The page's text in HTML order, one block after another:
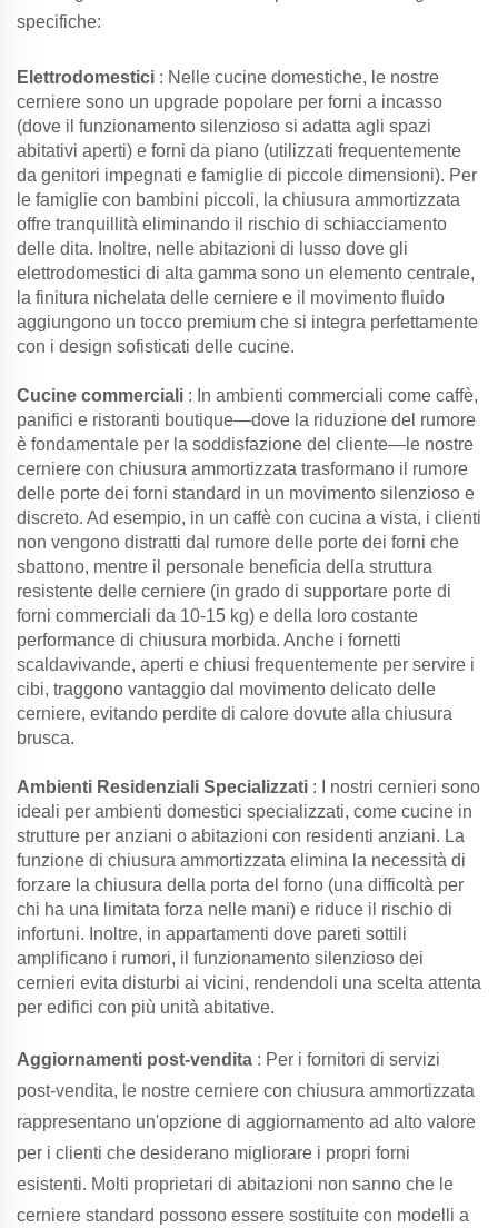
specifiche:
Elettrodomestici : Nelle cucine domestiche, le nostre
cerniere sono un upgrade popolare per forni a incasso
(dove il funzionamento silenzioso si adatta agli spazi
abitativi aperti) e forni da piano (utilizzati frequentemente
da genitori impegnati e famiglie di piccole dimensioni). Per
le famiglie con bambini piccoli, la chiusura ammortizzata
offre tranquillità eliminando il rischio di schiacciamento
delle dita. Inoltre, nelle abitazioni di lusso dove gli
elettrodomestici di alta gamma sono un elemento centrale,
la finitura nichelata delle cerniere e il movimento fluido
aggiungono un tocco premium che si integra perfettamente
con i design sofisticati delle cucine.
Cucine commerciali : In ambienti commerciali come caffè,
panifici e ristoranti boutique—dove la riduzione del rumore
è fondamentale per la soddisfazione del cliente—le nostre
cerniere con chiusura ammortizzata trasformano il rumore
delle porte dei forni standard in un movimento silenzioso e
discreto. Ad esempio, in un caffè con cucina a vista, i clienti
non vengono distratti dal rumore delle porte dei forni che
sbattono, mentre il personale beneficia della struttura
resistente delle cerniere (in grado di supportare porte di
forni commerciali da 10-15 kg) e della loro costante
performance di chiusura morbida. Anche i fornetti
scaldavivande, aperti e chiusi frequentemente per servire i
cibi, traggono vantaggio dal movimento delicato delle
cerniere, evitando perdite di calore dovute alla chiusura
brusca.
Ambienti Residenziali Specializzati : I nostri cernieri sono
ideali per ambienti domestici specializzati, come cucine in
strutture per anziani o abitazioni con residenti anziani. La
funzione di chiusura ammortizzata elimina la necessità di
forzare la chiusura della porta del forno (una difficoltà per
chi ha una limitata forza nelle mani) e riduce il rischio di
infortuni. Inoltre, in appartamenti dove pareti sottili
amplificano i rumori, il funzionamento silenzioso dei
cernieri evita disturbi ai vicini, rendendoli una scelta attenta
per edifici con più unità abitative.
Aggiornamenti post-vendita : Per i fornitori di servizi
post-vendita, le nostre cerniere con chiusura ammortizzata
rappresentano un'opzione di aggiornamento ad alto valore
per i clienti che desiderano migliorare i propri forni
esistenti. Molti proprietari di abitazioni non sanno che le
cerniere standard possono essere sostituite con modelli a